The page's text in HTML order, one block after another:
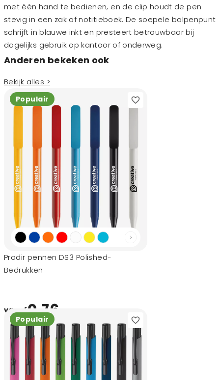
met één hand te bedienen, en de clip houdt de pen
stevig in een zak of notitieboek. De soepele balpenpunt
schrijft in blauwe inkt en presteert betrouwbaar bij
dagelijks gebruik op kantoor of onderweg.
Anderen bekeken ook
Bekijk alles >
Populair
Prodir pennen DS3 Polished-
Bedrukken
vanaf0,76
Populair